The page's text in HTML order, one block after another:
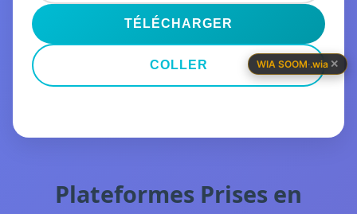
TÉLÉCHARGER
COLLER
Plateformes Prises en
WIA SOOM·.wia ✕